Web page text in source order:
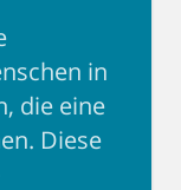
in
die eine
Diese